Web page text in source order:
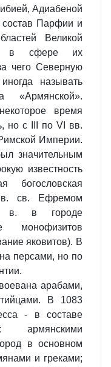
Адиабеной
Парфии и
Великой
в сфере их
чего Северную
называть
«Армянской».
время
но с III по VI вв.
Империи.
значительным
известность
богословская
св. Ефремом
в. в городе
монофизитов
яковитов). В
персами, но по
арабами,
В 1083
- в составе
армянскими
в основном
и греками;